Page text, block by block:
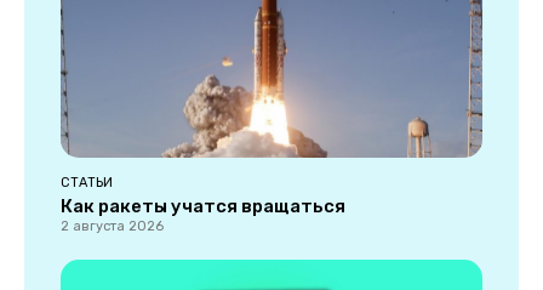
СТАТЬИ
Как ракеты учатся вращаться
2 августа 2026